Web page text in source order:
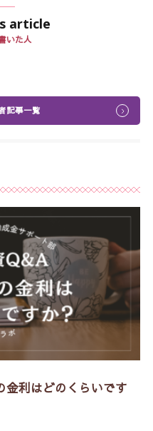
article
いた人
記事一覧
金利はどのくらいです